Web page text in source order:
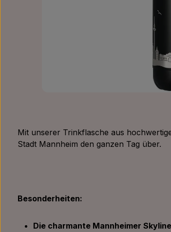
Mit unserer Trinkflasche aus
Stadt Mannheim den ganzen Tag über.
Besonderheiten:
Die charmante Mannheimer Skyline